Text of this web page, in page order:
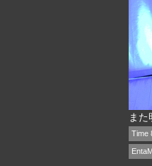
また
Time